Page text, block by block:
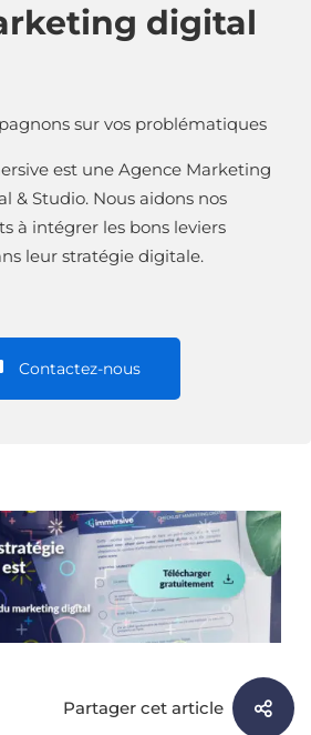
digital
sur vos problématiques
est une Agence Marketing
& Studio. Nous aidons nos
à intégrer les bons leviers
leur stratégie digitale.
Contactez-nous
Partager cet article